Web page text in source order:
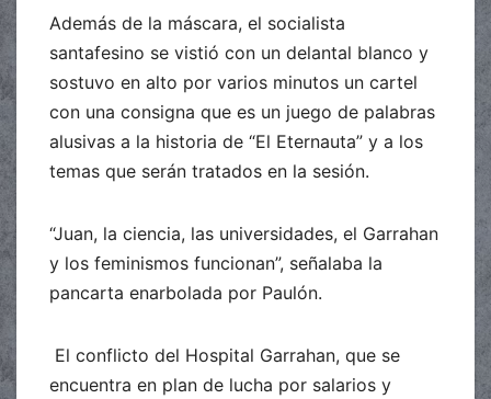
Además de la máscara, el socialista
santafesino se vistió con un delantal blanco y
sostuvo en alto por varios minutos un cartel
con una consigna que es un juego de palabras
alusivas a la historia de “El Eternauta” y a los
temas que serán tratados en la sesión.
“Juan, la ciencia, las universidades, el Garrahan
y los feminismos funcionan”, señalaba la
pancarta enarbolada por Paulón.
El conflicto del Hospital Garrahan, que se
encuentra en plan de lucha por salarios y